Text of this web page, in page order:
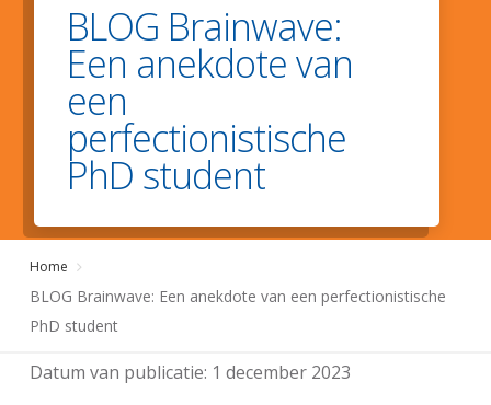
BLOG Brainwave:
Een anekdote van
een
perfectionistische
PhD student
Home
BLOG Brainwave: Een anekdote van een perfectionistische
PhD student
Datum van publicatie: 1 december 2023